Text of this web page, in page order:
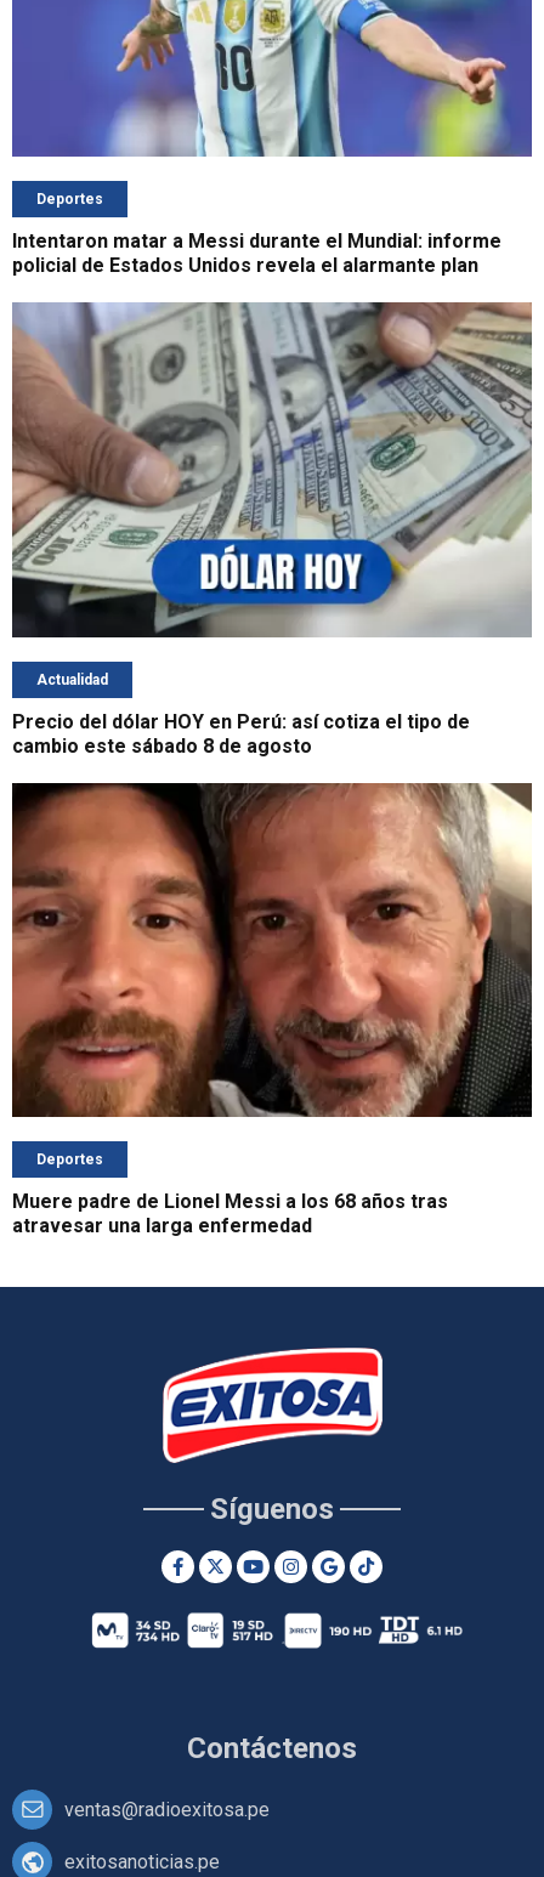
Deportes
Intentaron matar a Messi durante el Mundial: informe
policial de Estados Unidos revela el alarmante plan
Actualidad
Precio del dólar HOY en Perú: así cotiza el tipo de
cambio este sábado 8 de agosto
Deportes
Muere padre de Lionel Messi a los 68 años tras
atravesar una larga enfermedad
Contáctenos
ventas@radioexitosa.pe
exitosanoticias.pe
Síguenos